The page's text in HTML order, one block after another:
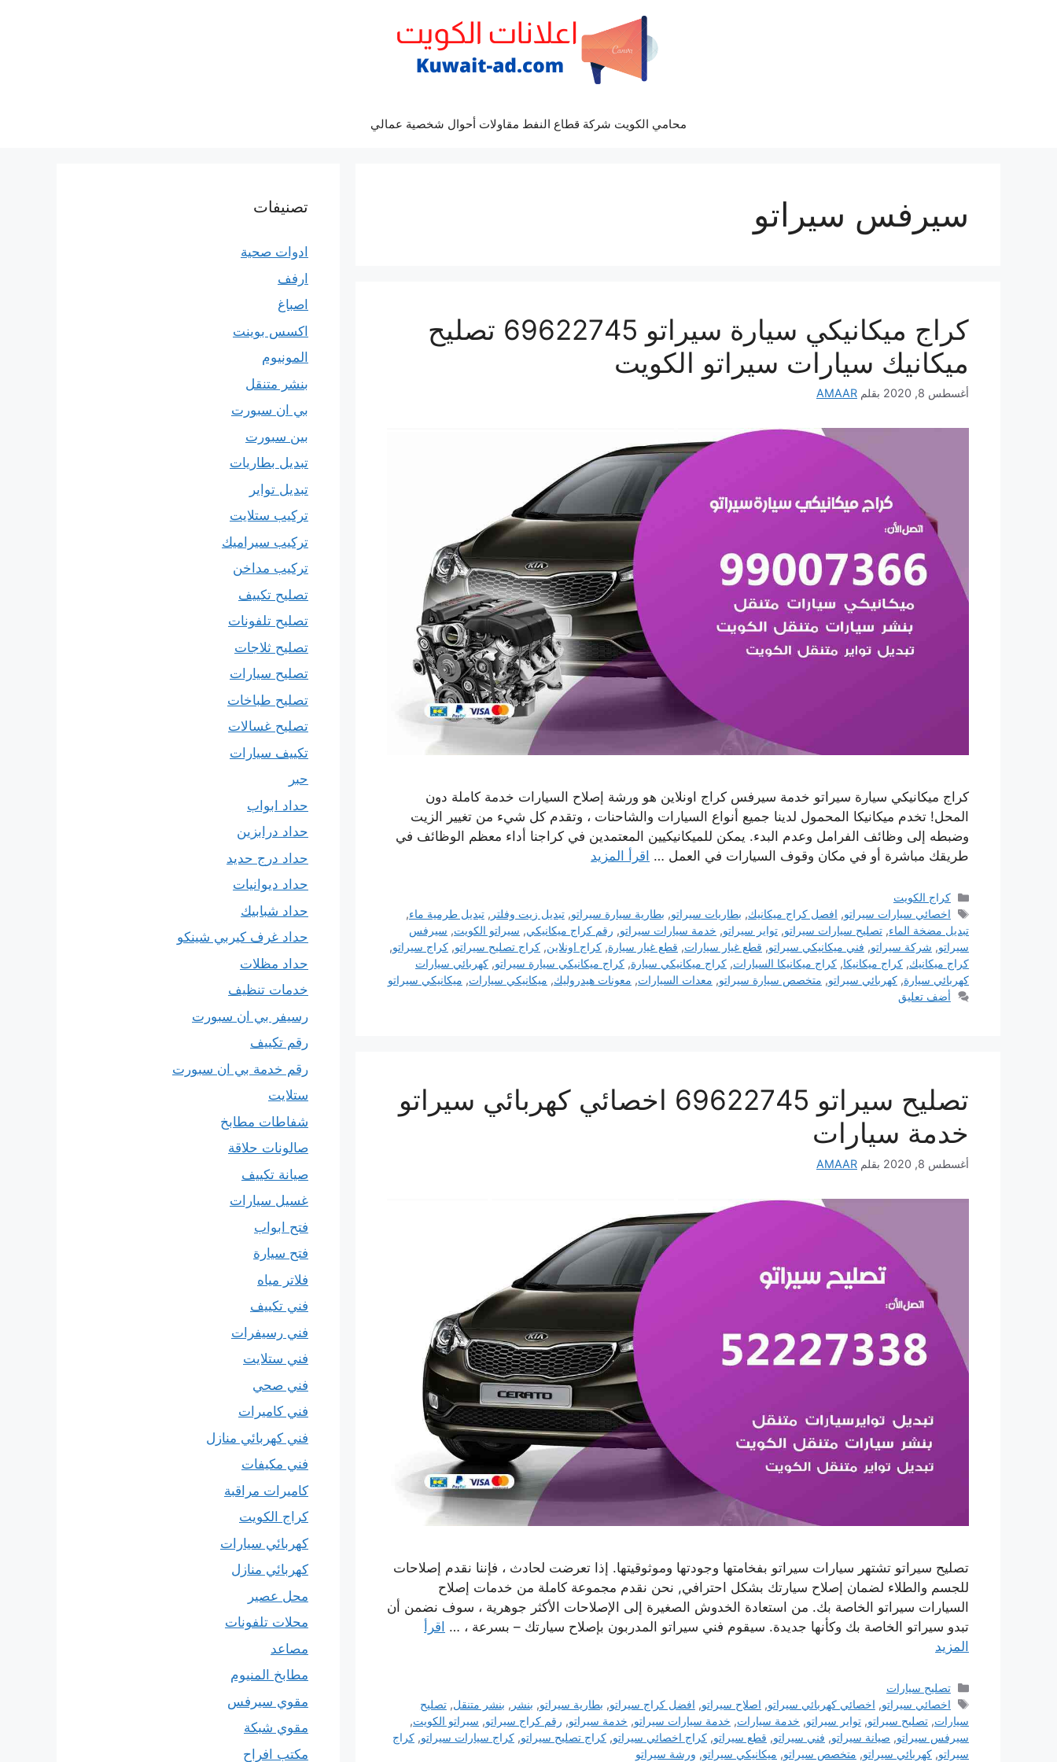
محامي الكويت شركة قطاع النفط مقاولات أحوال شخصية عمالي
سيرفس سيراتو
كراج ميكانيكي سيارة سيراتو 69622745 تصليح
ميكانيك سيارات سيراتو الكويت
أغسطس 8, 2020 بقلم AMAAR
كراج ميكانيكي سيارة سيراتو خدمة سيرفس كراج اونلاين هو ورشة إصلاح السيارات خدمة كاملة دون
المحل! تخدم ميكانيكا المحمول لدينا جميع أنواع السيارات والشاحنات ، وتقدم كل شيء من تغيير الزيت
وضبطه إلى وظائف الفرامل وعدم البدء. يمكن للميكانيكيين المعتمدين في كراجنا أداء معظم الوظائف في
طريقك مباشرة أو في مكان وقوف السيارات في العمل … اقرأ المزيد
التصنيفات
كراج الكويت
الوسوم
اخصائي سيارات سيراتو, افصل كراج ميكانيك, بطاريات سيراتو, بطارية سيارة سيراتو,تبديل زيت وفلتر ,تبديل طرمية ماء,
تبديل مضخة الماء, تصليح سيارات سيراتو, تواير سيراتو, خدمة سيارات سيراتو, رقم كراج ميكانيكي, سيراتو الكويت, سيرفس
سيراتو, شركة سيراتو, فني ميكانيكي سيراتو, قطع غيار سيارات, قطع غيار سيارة, كراج اونلاين, كراج تصليح سيراتو, كراج سيراتو,
كراج ميكانيك, كراج ميكانيكا, كراج ميكانيكا السيارات, كراج ميكانيكي سيارة, كراج ميكانيكي سيارة سيراتو, كهربائي سيارات
كهربائي سيارة, كهربائي سيراتو, متخصص سيارة سيراتو, معدات السيارات, معونات هيدروليك, ميكانيكي سيارات, ميكانيكي سيراتو
أضف تعليق
تصليح سيراتو 69622745 اخصائي كهربائي سيراتو
خدمة سيارات
أغسطس 8, 2020 بقلم AMAAR
تصليح سيراتو تشتهر سيارات سيراتو بفخامتها وجودتها وموثوقيتها. إذا تعرضت لحادث ، فإننا نقدم إصلاحات
للجسم والطلاء لضمان إصلاح سيارتك بشكل احترافي, نحن نقدم مجموعة كاملة من خدمات إصلاح
السيارات سيراتو الخاصة بك. من استعادة الخدوش الصغيرة إلى الإصلاحات الأكثر جوهرية ، سوف نضمن أن
تبدو سيراتو الخاصة بك وكأنها جديدة. سيقوم فني سيراتو المدربون بإصلاح سيارتك – بسرعة ، … اقرأ
المزيد
التصنيفات
تصليح سيارات
الوسوم
اخصائي سيراتو, اخصائي كهربائي سيراتو, اصلاح سيراتو, افضل كراج سيراتو, بطارية سيراتو, بنشر , بنشر متنقل,تصليح
سيارات, تصليح سيراتو, تواير سيراتو, خدمة سيارات, خدمة سيارات سيراتو, خدمة سيراتو, رقم كراج سيراتو, سيراتو الكويت,
سيرفس سيراتو, صيانة سيراتو, فني سيراتو, قطع سيراتو, كراج اخصائي سيراتو, كراج تصليح سيراتو, كراج سيارات سيراتو, كراج
سيراتو, كهربائي سيراتو, متخصص سيراتو, ميكانيكي سيراتو, ورشة سيراتو
تصنيفات
ادوات صحية
ارفف
اصباغ
اكسس بوينت
المونيوم
بنشر متنقل
بي ان سبورت
بين سبورت
تبديل بطاريات
تبديل تواير
تركيب ستلايت
تركيب سيراميك
تركيب مداخن
تصليح تكييف
تصليح تلفونات
تصليح ثلاجات
تصليح سيارات
تصليح طباخات
تصليح غسالات
تكييف سيارات
حبر
حداد ابواب
حداد درابزين
حداد درج حديد
حداد ديوانيات
حداد شبابيك
حداد غرف كيربي شينكو
حداد مظلات
خدمات تنظيف
رسيفر بي ان سبورت
رقم تكييف
رقم خدمة بي ان سبورت
ستلايت
شفاطات مطابخ
صالونات حلاقة
صيانة تكييف
غسيل سيارات
فتح ابواب
فتح سيارة
فلاتر مياه
فني تكييف
فني رسيفرات
فني ستلايت
فني صحي
فني كاميرات
فني كهربائي منازل
فني مكيفات
كاميرات مراقبة
كراج الكويت
كهربائي سيارات
كهربائي منازل
محل عصير
محلات تلفونات
مصاعد
مطابخ المنيوم
مقوي سيرفس
مقوي شبكة
مكتب افراح